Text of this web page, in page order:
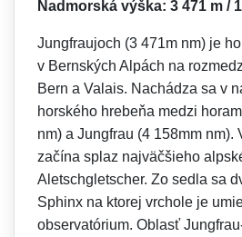
Nadmorská výška: 3 471 m /
Jungfraujoch (3 471m nm) je
v Bernských Alpách na
Bern a Valais. Nachádza sa v
horského hrebeňa medzi
nm) a Jungfrau (4 158mm nm).
začína splaz najväčšieho
Aletschgletscher. Zo sedla sa
Sphinx na ktorej vrchole je
observatórium. Oblasť